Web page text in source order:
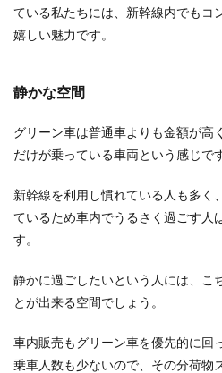
ている私たちには、新幹線内でもコ
嬉しい魅力です。
静かな空間
グリーン車は普通車よりも金額が高
だけが乗っている車両という感じです
新幹線を利用し慣れている人も多く
ているため車内でうるさく過ごす人
す。
静かに過ごしたいという人には、こ
とが出来る空間でしょう。
車内販売もグリーン車を優先的に回
乗車人数も少ないので、その分荷物